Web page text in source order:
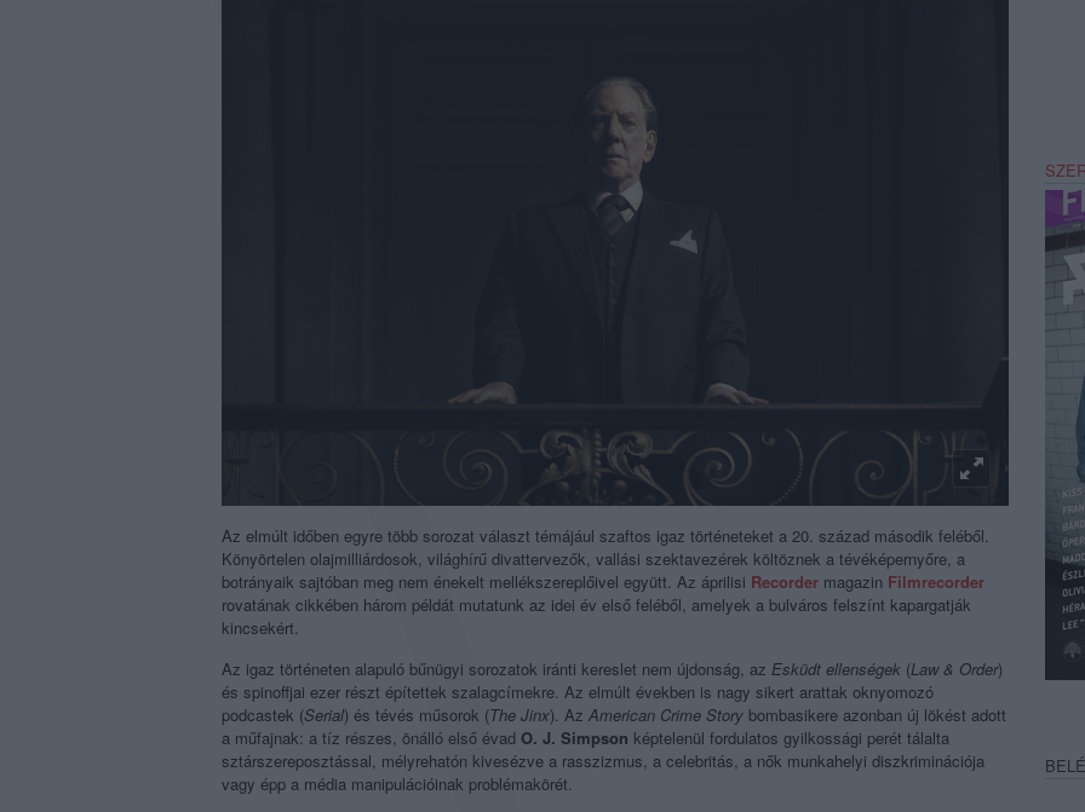
Az elmúlt időben egyre több sorozat választ témájául szaftos igaz történeteket a 20. század második feléből.
Könyörtelen olajmilliárdosok, világhírű divattervezők, vallási szektavezérek költöznek a tévéképernyőre, a
botrányaik sajtóban meg nem énekelt mellékszereplőivel együtt. Az áprilisi Recorder magazin Filmrecorder
rovatának cikkében három példát mutatunk az idei év első feléből, amelyek a bulváros felszínt kapargatják
kincsekért.
Az igaz történeten alapuló bűnügyi sorozatok iránti kereslet nem újdonság, az Esküdt ellenségek (Law & Order)
és spinoffjai ezer részt építettek szalagcímekre. Az elmúlt években is nagy sikert arattak oknyomozó
podcastek (Serial) és tévés műsorok (The Jinx). Az American Crime Story bombasikere azonban új lökést adott
a műfajnak: a tíz részes, önálló első évad O. J. Simpson képtelenül fordulatos gyilkossági perét tálalta
sztárszereposztással, mélyrehatón kivesézve a rasszizmus, a celebritás, a nők munkahelyi diszkriminációja
vagy épp a média manipulációinak problémakörét.